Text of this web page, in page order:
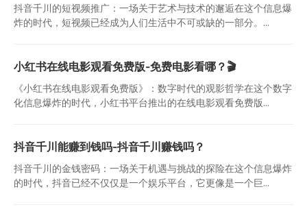
抖音千川的短视频推广：一场关于艺术与技术的邂逅在这个信息爆
炸的时代，短视频已经成为人们生活中不可或缺的一部分。...
小红书在线电影观看免费版-免费电影看哪？🎬
《小红书在线电影观看免费版》：数字时代的观影哲学在这个数字
化信息爆炸的时代，小红书平台推出的在线电影观看免费版...
抖音千川能赚到钱吗-抖音千川赚钱吗？
抖音千川的金钱密码：一场关于机遇与挑战的探险在这个信息爆炸
的时代，抖音已经不仅仅是一个娱乐平台，它更像是一个巨...